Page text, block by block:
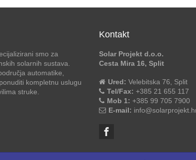
smo za
solarnih sustava.
automatike,
kompletnu uslugu
struke.
Kontakt
Solar Projekt d.o.o.
Cesta Mira 16, Split
Ured: Velebitska 76, Split
Tel/Fax: +385 21 655 117
Mob 1: +385 99 705 7900
E-mail: